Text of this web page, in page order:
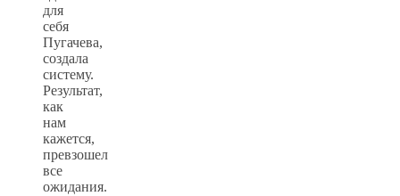
для
себя
Пугачева,
создала
систему.
Результат,
как
нам
кажется,
превзошел
все
ожидания.